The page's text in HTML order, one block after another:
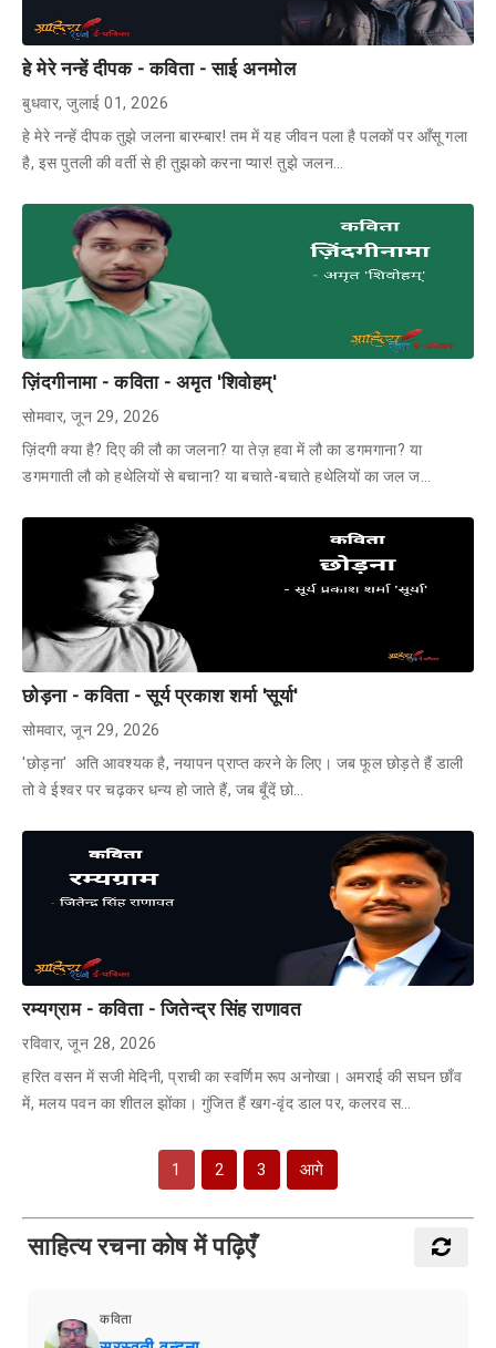
हे मेरे नन्हें दीपक - कविता - साई अनमोल
बुधवार, जुलाई 01, 2026
हे मेरे नन्हें दीपक तुझे जलना बारम्बार! तम में यह जीवन पला है पलकों पर आँसू गला
है, इस पुतली की वर्ती से ही तुझको करना प्यार! तुझे जलन…
ज़िंदगीनामा - कविता - अमृत 'शिवोहम्'
सोमवार, जून 29, 2026
ज़िंदगी क्या है? दिए की लौ का जलना? या तेज़ हवा में लौ का डगमगाना? या
डगमगाती लौ को हथेलियों से बचाना? या बचाते-बचाते हथेलियों का जल ज…
छोड़ना - कविता - सूर्य प्रकाश शर्मा 'सूर्या'
सोमवार, जून 29, 2026
'छोड़ना' अति आवश्यक है, नयापन प्राप्त करने के लिए। जब फूल छोड़ते हैं डाली
तो वे ईश्वर पर चढ़कर धन्य हो जाते हैं, जब बूँदें छो…
रम्यग्राम - कविता - जितेन्द्र सिंह राणावत
रविवार, जून 28, 2026
हरित वसन में सजी मेदिनी, प्राची का स्वर्णिम रूप अनोखा। अमराई की सघन छाँव
में, मलय पवन का शीतल झोंका। गुंजित हैं खग-वृंद डाल पर, कलरव स…
1 2 3 आगे
साहित्य रचना कोष में पढ़िएँ
कविता